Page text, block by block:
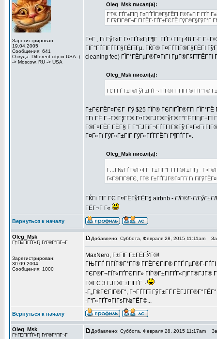
Зарегистрирован:
19.04.2005
Сообщения: 641
Откуда: Different city in USA :)
-> Moscow, RU -> USA
Oleg_Msk писал(а):
Г’Г® ГҐГ±ГІГј Г¤ГҐГЇГ®Г§ГЁГІ Г®Г±ГІГ
Г ГўГІГ®Г¬Г ГІГЁГ·ГҐГ±ГЄГЁ ГўГ®Г§ГўГ°Г
Г¤Г , Гі ГўГ«Г Г¤ГҐГ«ГјГ¶Г ГҐГ±ГІГј 48 Г·Г
ГЇГ°ГҐГІГҐГ­Г§ГЁГїГµ. ГЌГ® Г¤ГҐГЇГ®Г§ГЁГІ
cleaning fee) ГЇГ°ГЁГµГ®Г¤ГїГІ
Oleg_Msk писал(а):
Г€ Г­ГҐ Г±Г®ГўГ±ГҐГ¬ ГЇГ®Г­ГїГІГ­Г® ГЇГ°Г®
Г±ГЄГЁГ¤ГЄГ Гў $25 ГЇГ® ГЄГіГЇГ®Г­Гі
Г­Гі ГЁ Г¬Г®Г¦Г­Г®
Г®Г¤ГЁГ­ ГЁГ§ Г Г°ГЈГіГ¬ГҐГ­ГІГ®Гў Г¤Г«Гї
Г¤Г«Гї ГўГ»Г±ГІГ ГўГ«ГҐГ­ГЁГї Г¶ГҐГ­Г».
Oleg_Msk писал(а):
Г…Г№ГҐ Г®Г¤Г­Г Г±ГІГ°Г Г­Г­Г®Г±ГІГј -
Г«Г®ГІГ®ГЄ, Г­Г® Г±ГҐГЈГ®Г¤Г­Гї Гї
ГЌГі ГІГ ГЄ Г¤ГЁГўГЁГ§ airbnb -
ГЁГ¬Г Г«
Вернуться к началу
Oleg_Msk
Г†ГЁГІГҐГ«Гј ГґГ®Г°ГіГ¬Г
Зарегистрирован:
30.09.2004
Сообщения: 1000
Добавлено: Суббота, Февраля 28, 2015 11:11am
MaxNero, Г±ГЇГ Г±ГЁГЎГ®!
ГЊГ­ГҐ ГіГЇГ®Г°Г­Г® Г­ГЁГЄГІГ® Г­ГҐ ГµГ®Г·ГҐГІ
ГЄГ®Г¬ГЇГ«ГҐГЄГІГ» ГЇГ®Г±ГІГҐГ«ГјГ­Г®ГЈГ®
Г®ГЄ 3 ГЈГ®Г±ГІГҐГ¬
-Г„Г®ГЄГІГ®Г°, Г¬ГҐГ­Гї ГўГ±ГҐ
-Г‘Г«ГҐГ¤ГіГѕГ№ГЁГ©...
Вернуться к началу
Oleg_Msk
Г†ГЁГІГҐГ«Гј ГґГ®Г°ГіГ¬Г
Добавлено: Суббота, Февраля 28, 2015 11:17am